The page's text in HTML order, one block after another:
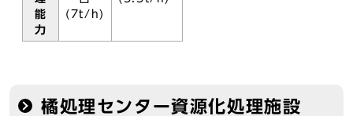
能
力
(7t/h)
橘処理センター資源化処理施設